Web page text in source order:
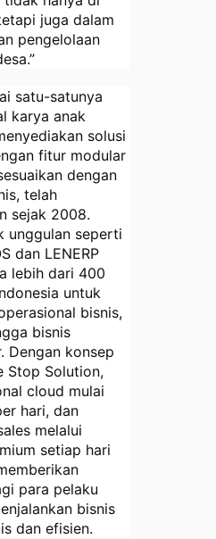
juga dalam
pengelolaan
satu-satunya
karya anak
solusi
fitur modular
dengan
telah
sejak 2008.
unggulan seperti
dan LENERP
lebih dari 400
untuk
bisnis,
bisnis
Dengan konsep
Stop Solution,
cloud mulai
hari, dan
melalui
setiap hari
para pelaku
bisnis
dan efisien.